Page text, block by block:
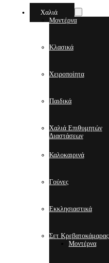
Χαλιά
Μοντέρνα
Κλασικά
Χειροποίητα
Παιδικά
Χαλιά Επιθυμητών
Διαστάσεων
Καλοκαιρινά
Γούνες
Εκκλησιαστικά
Σετ Κρεβατοκάμαρας
Μοντέρνα